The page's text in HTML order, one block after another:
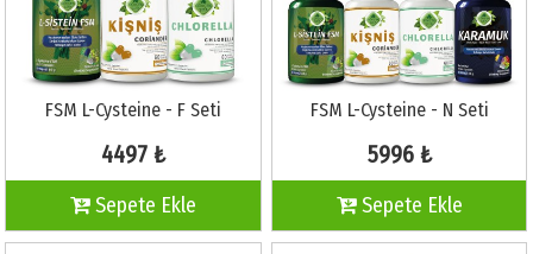
FSM L-Cysteine - F Seti
4497 ₺
Sepete Ekle
FSM L-Cysteine - N Seti
5996 ₺
Sepete Ekle